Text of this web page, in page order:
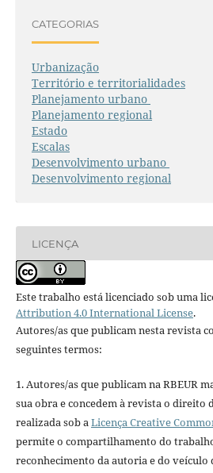
CATEGORIAS
Urbanização
Território e territorialidades
Planejamento urbano
Planejamento regional
Estado
Escalas
Desenvolvimento urbano
Desenvolvimento regional
LICENÇA
Este trabalho está licenciado sob uma
Attribution 4.0 International License.
Autores/as que publicam nesta revista
seguintes termos:
1. Autores/as que publicam na RBEUR
sua obra e concedem à revista o direito
realizada sob aLicença Creative
permite o compartilhamento do
reconhecimento da autoria e do veículo